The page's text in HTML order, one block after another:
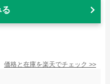
価格と在庫を楽天でチェック >>